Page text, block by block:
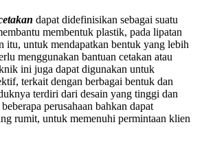
dapat didefinisikan sebagai suatu
membentuk plastik, pada lipatan
itu, untuk mendapatkan bentuk yang lebih
menggunakan bantuan cetakan atau
ini juga dapat digunakan untuk
terkait dengan berbagai bentuk dan
terdiri dari desain yang tinggi dan
perusahaan bahkan dapat
rumit, untuk memenuhi permintaan klien